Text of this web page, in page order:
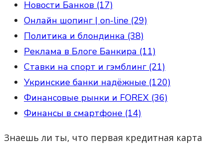
Новости Банков (17)
Онлайн шопинг | on-line (29)
Политика и блондинка (38)
Реклама в Блоге Банкира (11)
Ставки на спорт и гэмблинг (21)
Укринские банки надёжные (120)
Финансовые рынки и FOREX (36)
Финансы в смартфоне (14)
Знаешь ли ты, что первая кредитная карта